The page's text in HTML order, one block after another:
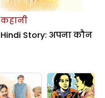
कहानी
Hindi Story: अपना कौन